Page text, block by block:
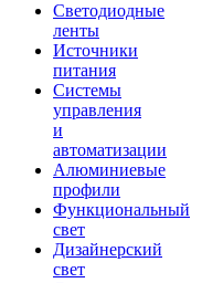
Светодиодные
ленты
Источники
питания
Системы
управления
и
автоматизации
Алюминиевые
профили
Функциональный
свет
Дизайнерский
свет